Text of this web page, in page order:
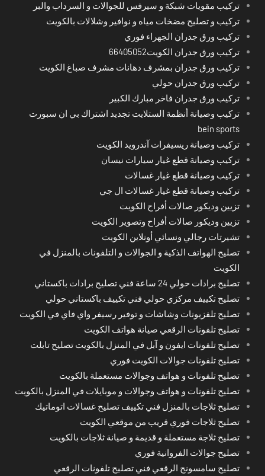
تركيب مقويات شبكة و سيرفس للجوالات و السرداب والبر
تركيب و تصليح مضخات مياه و نوافير وشلالات بالكويت
تركيب ورق جدران الجهراء فوري
تركيب ورق جدران الكويت66405052
تركيب ورق جدران بمشرف دهانات مشرف صباغ الكويت
تركيب ورق جدران حولي
تركيب ورق جدران فاخر مبارك الكبير
تركيب وصيانة أنظمة الستلايت تجديد اشتراك بي ان سبورت
bein sports
تركيب وصيانة ريسيفرات آندرويد الكويت
تركيب وصيانة قطع غيار سيارات نيسان
تركيب وصيانة قطع غيار غسالات
تركيب وصيانة قطع غيار غسالات ال جي
تزيين وديكور صالات أفراح الكويت
تزيين وديكور صالات أفراح وتصوير الكويت
تشيرتات رجالي ونسائي أونلاين الكويت
تصليح الهواتف الذكية و الجوالات و التلفونات بالمنزل في
الكويت
تصليح برادات حولي 24 ساعة فني تصليح برادات باكستاني
تصليح تكييف مركزي حولي فني تكييف باكستاني حولي
تصليح تلفزيونات وشاشات و توفير رسيفر واي فاي في الكويت
تصليح تلفونات الرقعي صيانة هواتف الكويت
تصليح تلفونات ايفون و آبل في المنزل بالكويت تصليح تابلت
تصليح تلفونات جوالات الكويت فوري
تصليح تلفونات و هواتف وجوالات مستعملة بالكويت
تصليح تلفونات و هواتف وجوالات و موبايلات في المنزل بالكويت
تصليح ثلاجات بالمنزل فني تكييف تصليح غسالات اتوماتيك
تصليح ثلاجات فوري قريب من موقعي الكويت
تصليح ثلاجة مستعملة و قديمة و صيانة ثلاجات بالكويت
تصليح جوالات الفروانية فوري
تصليح سامسونج الرقعي فني تصليح تلفونات الرقعي